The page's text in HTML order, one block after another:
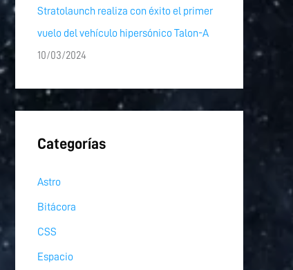
Stratolaunch realiza con éxito el primer
vuelo del vehículo hipersónico Talon-A
10/03/2024
Categorías
Astro
Bitácora
CSS
Espacio